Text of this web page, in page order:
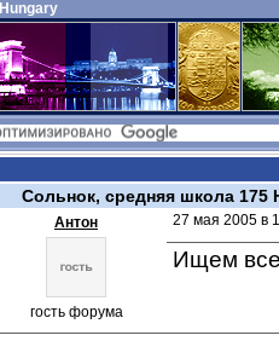
Сольнок, средняя школа 175
Антон
гость форума
27 мая 2005 в
Ищем